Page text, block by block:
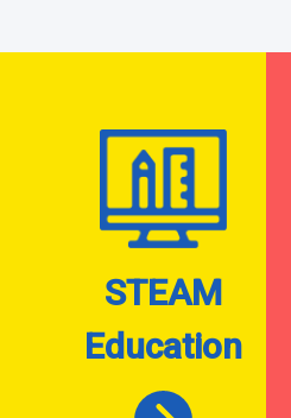
STEAM
Education